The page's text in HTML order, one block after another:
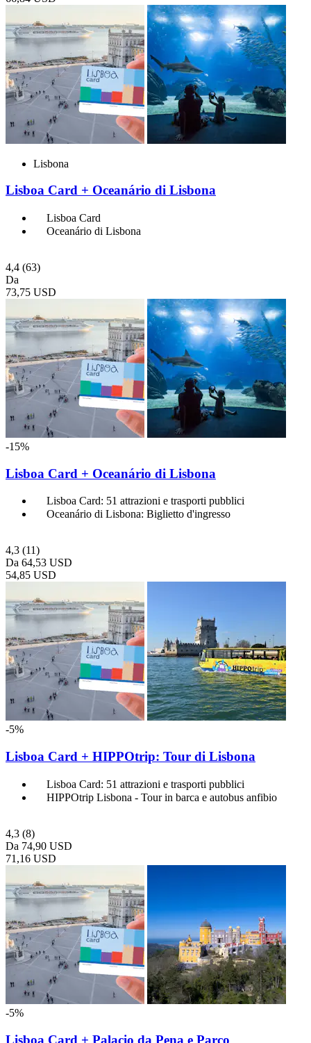
Lisbona
Lisboa Card + Oceanário di Lisbona
Lisboa Card
Oceanário di Lisbona
4,4 (63)
Da
73,75 USD
-15%
Lisboa Card + Oceanário di Lisbona
Lisboa Card: 51 attrazioni e trasporti pubblici
Oceanário di Lisbona: Biglietto d'ingresso
4,3 (11)
Da 64,53 USD
54,85 USD
-5%
Lisboa Card + HIPPOtrip: Tour di Lisbona
Lisboa Card: 51 attrazioni e trasporti pubblici
HIPPOtrip Lisbona - Tour in barca e autobus anfibio
4,3 (8)
Da 74,90 USD
71,16 USD
-5%
Lisboa Card + Palacio da Pena e Parco